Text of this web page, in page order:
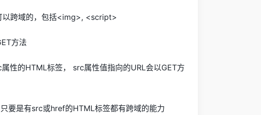
以跨域的，包括<img>, <script>
方法
性的HTML标签， src属性值指向的URL会以GET方
要是有src或href的HTML标签都有跨域的能力